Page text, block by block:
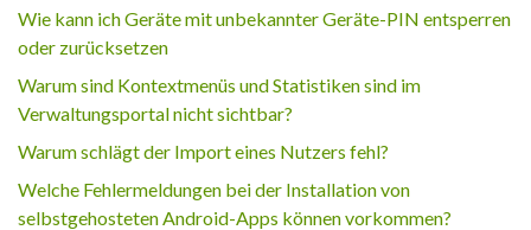
Wie kann ich Geräte mit unbekannter Geräte-PIN entsperren
oder zurücksetzen
Warum sind Kontextmenüs und Statistiken sind im
Verwaltungsportal nicht sichtbar?
Warum schlägt der Import eines Nutzers fehl?
Welche Fehlermeldungen bei der Installation von
selbstgehosteten Android-Apps können vorkommen?